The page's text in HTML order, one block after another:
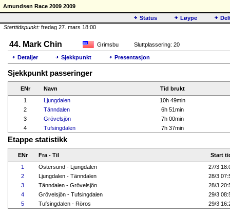
Amundsen Race 2009 2009
Status
Løype
Starttidspunkt: fredag 27. mars 18:00
44. Mark Chin Grimsbu Sluttplassering: 20
Detaljer Sjekkpunkt Presentasjon
Sjekkpunkt passeringer
ENr Navn
Tid brukt
1
Ljungdalen
10h 49min
2
Tänndalen
6h 51min
3
Grövelsjön
7h 00min
4
Tufsingdalen 7h 37min
Etappe statistikk
ENr Fra - Til
Start
1
Östersund - Ljungdalen
27/3
2
Ljungdalen - Tänndalen
28/3
3
Tänndalen - Grövelsjön
28/3
4
Grövelsjön - Tufsingdalen
29/3
5
Tufsingdalen - Röros 29/3